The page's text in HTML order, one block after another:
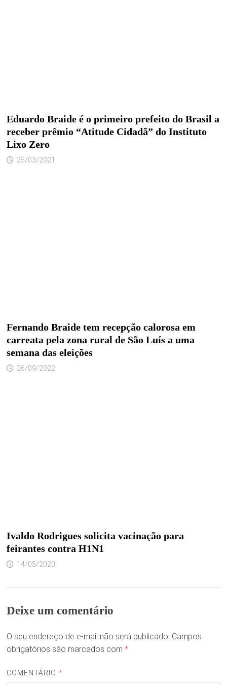
Eduardo Braide é o primeiro prefeito do Brasil a
receber prêmio “Atitude Cidadã” do Instituto
Lixo Zero
25/03/2021
Fernando Braide tem recepção calorosa em
carreata pela zona rural de São Luís a uma
semana das eleições
26/09/2022
Ivaldo Rodrigues solicita vacinação para
feirantes contra H1N1
14/05/2020
Deixe um comentário
O seu endereço de e-mail não será publicado. Campos
obrigatórios são marcados com *
COMENTÁRIO *